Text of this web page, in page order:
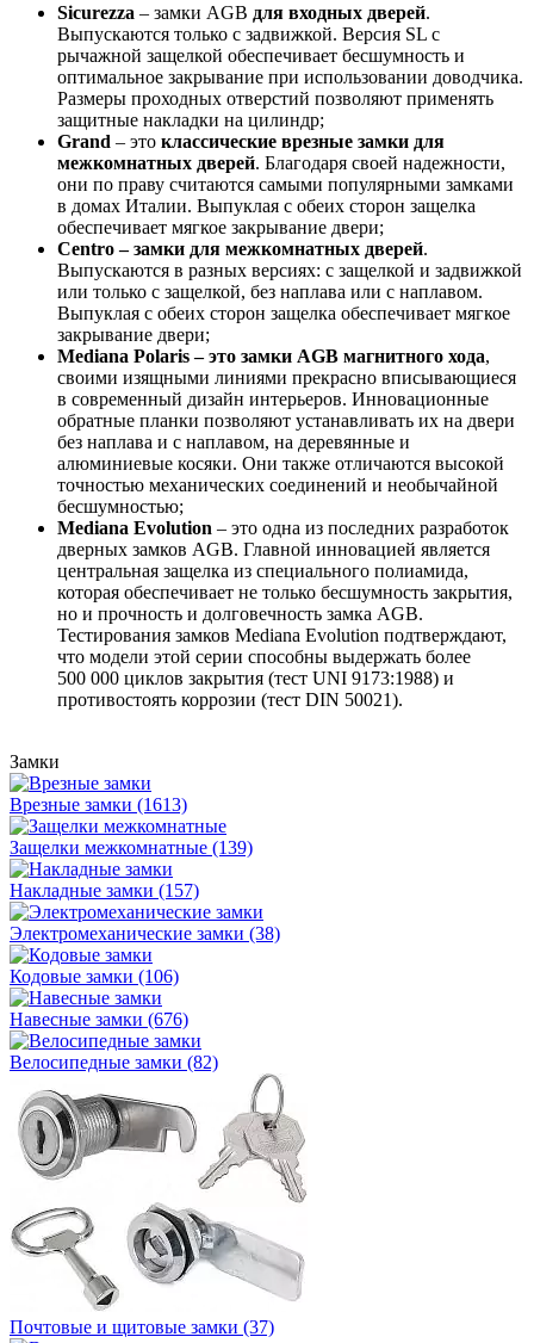
Sicurezza – замки AGB для входных дверей.
Выпускаются только с задвижкой. Версия SL с
рычажной защелкой обеспечивает бесшумность и
оптимальное закрывание при использовании доводчика.
Размеры проходных отверстий позволяют применять
защитные накладки на цилиндр;
Grand – это классические врезные замки для
межкомнатных дверей. Благодаря своей надежности,
они по праву считаются самыми популярными замками
в домах Италии. Выпуклая с обеих сторон защелка
обеспечивает мягкое закрывание двери;
Centro – замки для межкомнатных дверей.
Выпускаются в разных версиях: с защелкой и задвижкой
или только с защелкой, без наплава или с наплавом.
Выпуклая с обеих сторон защелка обеспечивает мягкое
закрывание двери;
Mediana Polaris – это замки AGB магнитного хода,
своими изящными линиями прекрасно вписывающиеся
в современный дизайн интерьеров. Инновационные
обратные планки позволяют устанавливать их на двери
без наплава и с наплавом, на деревянные и
алюминиевые косяки. Они также отличаются высокой
точностью механических соединений и необычайной
бесшумностью;
Mediana Evolution – это одна из последних разработок
дверных замков AGB. Главной инновацией является
центральная защелка из специального полиамида,
которая обеспечивает не только бесшумность закрытия,
но и прочность и долговечность замка AGB.
Тестирования замков Mediana Evolution подтверждают,
что модели этой серии способны выдержать более
500 000 циклов закрытия (тест UNI 9173:1988) и
противостоять коррозии (тест DIN 50021).
Замки
Врезные замки (1613)
Защелки межкомнатные (139)
Накладные замки (157)
Электромеханические замки (38)
Кодовые замки (106)
Навесные замки (676)
Велосипедные замки (82)
Почтовые и щитовые замки (37)